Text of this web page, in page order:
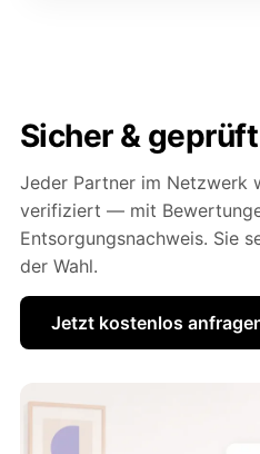
Sicher & geprüft
Jeder Partner im Netzwerk
verifiziert — mit
Entsorgungsnachweis. Sie
der Wahl.
Jetzt kostenlos